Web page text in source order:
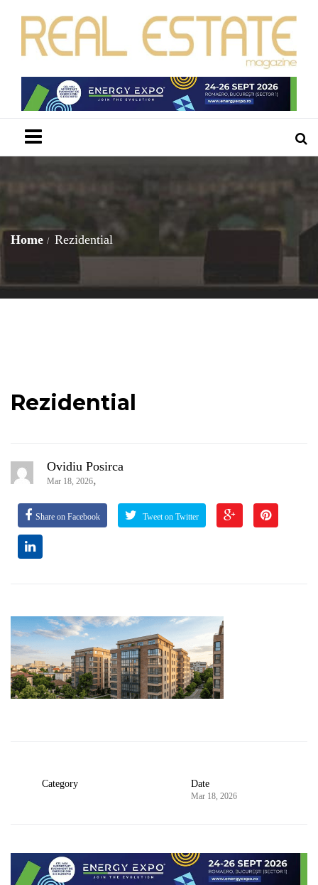
Home Rezidential
Rezidential
Ovidiu Posirca
Mar 18, 2026,
Share on Facebook Tweet on Twitter
Category Date
Mar 18, 2026